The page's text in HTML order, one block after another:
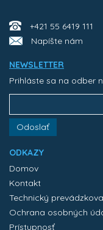
+421 55 6419 111
Napíšte nám
NEWSLETTER
Prihláste sa na odber
Odoslať
ODKAZY
Domov
Kontakt
Technický
Ochrana osobných
Prístupnosť